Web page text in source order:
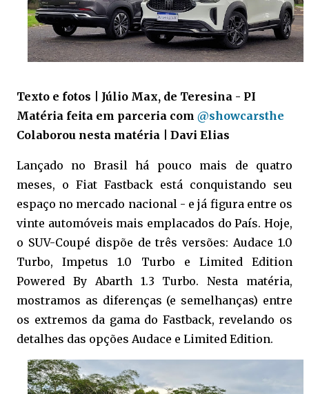
Texto e fotos | Júlio Max, de Teresina - PI
Matéria feita em parceria com @showcarsthe
Colaborou nesta matéria | Davi Elias
Lançado no Brasil há pouco mais de quatro
meses, o Fiat Fastback está conquistando seu
espaço no mercado nacional - e já figura entre os
vinte automóveis mais emplacados do País. Hoje,
o SUV-Coupé dispõe de três versões: Audace 1.0
Turbo, Impetus 1.0 Turbo e Limited Edition
Powered By Abarth 1.3 Turbo. Nesta matéria,
mostramos as diferenças (e semelhanças) entre
os extremos da gama do Fastback, revelando os
detalhes das opções Audace e Limited Edition.